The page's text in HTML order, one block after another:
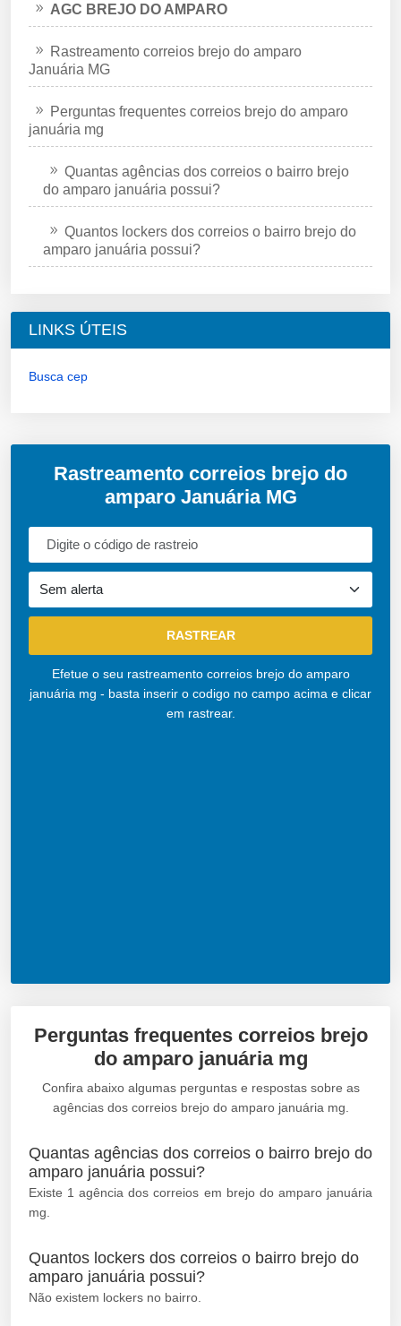
AGC BREJO DO AMPARO
Rastreamento correios brejo do amparo
Januária MG
Perguntas frequentes correios brejo do amparo
januária mg
Quantas agências dos correios o bairro brejo
do amparo januária possui?
Quantos lockers dos correios o bairro brejo do
amparo januária possui?
LINKS ÚTEIS
Busca cep
Rastreamento correios brejo do
amparo Januária MG
Efetue o seu rastreamento correios brejo do amparo
januária mg - basta inserir o codigo no campo acima e clicar
em rastrear.
Perguntas frequentes correios brejo
do amparo januária mg
Confira abaixo algumas perguntas e respostas sobre as
agências dos correios brejo do amparo januária mg.
Quantas agências dos correios o bairro brejo do
amparo januária possui?
Existe 1 agência dos correios em brejo do amparo januária
mg.
Quantos lockers dos correios o bairro brejo do
amparo januária possui?
Não existem lockers no bairro.